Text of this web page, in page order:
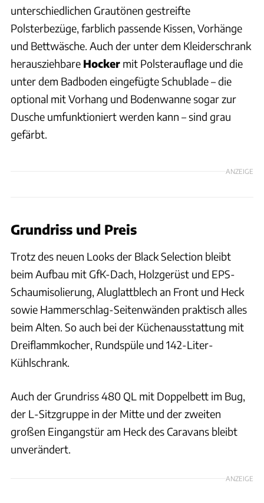
unterschiedlichen Grautönen gestreifte
Polsterbezüge, farblich passende Kissen, Vorhänge
und Bettwäsche. Auch der unter dem Kleiderschrank
herausziehbare Hocker mit Polsterauflage und die
unter dem Badboden eingefügte Schublade – die
optional mit Vorhang und Bodenwanne sogar zur
Dusche umfunktioniert werden kann – sind grau
gefärbt.
ANZEIGE
Grundriss und Preis
Trotz des neuen Looks der Black Selection bleibt
beim Aufbau mit GfK-Dach, Holzgerüst und EPS-
Schaumisolierung, Aluglattblech an Front und Heck
sowie Hammerschlag-Seitenwänden praktisch alles
beim Alten. So auch bei der Küchenausstattung mit
Dreiflammkocher, Rundspüle und 142-Liter-
Kühlschrank.
Auch der Grundriss 480 QL mit Doppelbett im Bug,
der L-Sitzgruppe in der Mitte und der zweiten
großen Eingangstür am Heck des Caravans bleibt
unverändert.
ANZEIGE